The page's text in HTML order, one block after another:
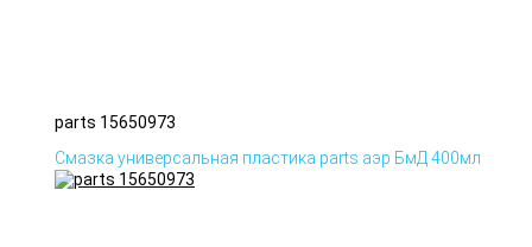
parts 15650973
Смазка универсальная пластика parts аэр БмД 400мл